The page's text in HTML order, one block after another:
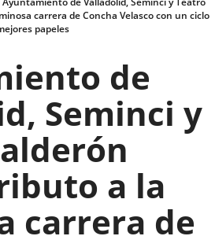
carrera de Concha Velasco con un ciclo
papeles
de
Seminci y
a la
carrera de